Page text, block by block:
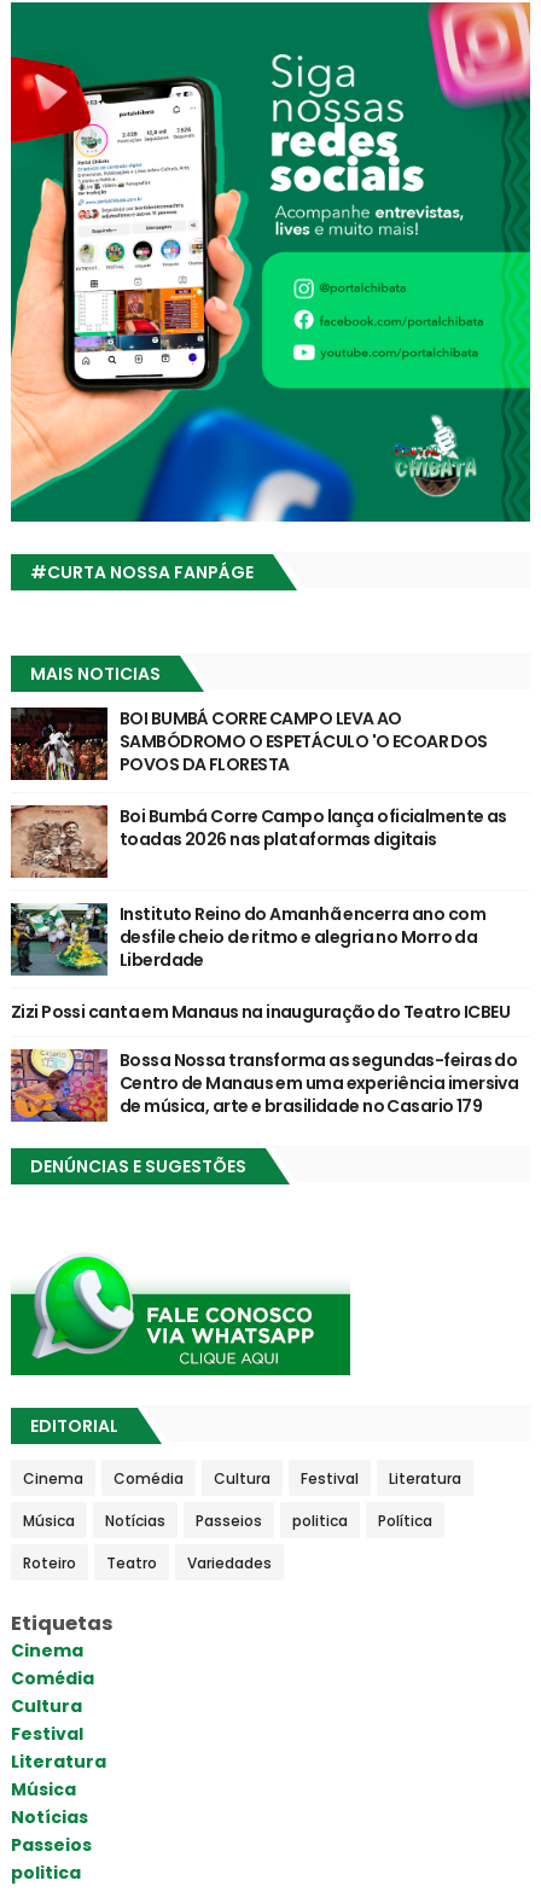
#CURTA NOSSA FANPÁGE
MAIS NOTICIAS
BOI BUMBÁ CORRE CAMPO LEVA AO
SAMBÓDROMO O ESPETÁCULO 'O ECOAR DOS
POVOS DA FLORESTA
Boi Bumbá Corre Campo lança oficialmente as
toadas 2026 nas plataformas digitais
Instituto Reino do Amanhã encerra ano com
desfile cheio de ritmo e alegria no Morro da
Liberdade
Zizi Possi canta em Manaus na inauguração do Teatro ICBEU
Bossa Nossa transforma as segundas-feiras do
Centro de Manaus em uma experiência imersiva
de música, arte e brasilidade no Casario 179
DENÚNCIAS E SUGESTÕES
EDITORIAL
Cinema Comédia Cultura Festival Literatura
Música Notícias Passeios politica Política
Roteiro Teatro Variedades
Etiquetas
Cinema
Comédia
Cultura
Festival
Literatura
Música
Notícias
Passeios
politica